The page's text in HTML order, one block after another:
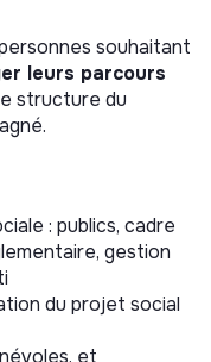
souhaitant
leurs parcours
structure du
: publics, cadre
gestion
du projet social
et